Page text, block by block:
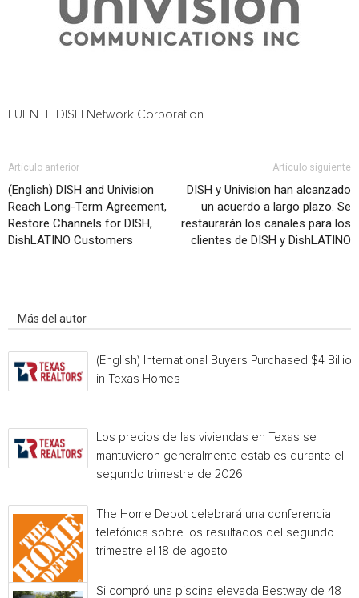
FUENTE DISH Network Corporation
Artículo anterior
(English) DISH and Univision
Reach Long-Term Agreement,
Restore Channels for DISH,
DishLATINO Customers
Artículo siguiente
DISH y Univision han alcanzado
un acuerdo a largo plazo. Se
restaurarán los canales para los
clientes de DISH y DishLATINO
Más del autor
(English) International Buyers Purchased $4 Billion
in Texas Homes
Los precios de las viviendas en Texas se
mantuvieron generalmente estables durante el
segundo trimestre de 2026
The Home Depot celebrará una conferencia
telefónica sobre los resultados del segundo
trimestre el 18 de agosto
Si compró una piscina elevada Bestway de 48